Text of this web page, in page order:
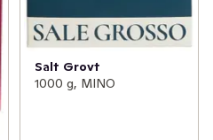
Salt Grovt
1000 g, MINO